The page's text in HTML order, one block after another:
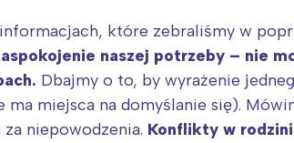
które zebraliśmy w
naszej potrzeby – nie
Dbajmy o to, by wyrażenie
miejsca na domyślanie się).
niepowodzenia. Konflikty w